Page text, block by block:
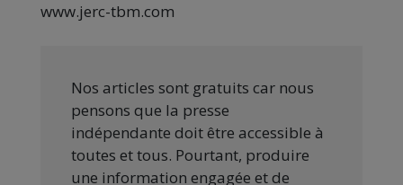
www.jerc-tbm.com
Nos articles sont gratuits car nous
pensons que la presse
indépendante doit être accessible à
toutes et tous. Pourtant, produire
une information engagée et de